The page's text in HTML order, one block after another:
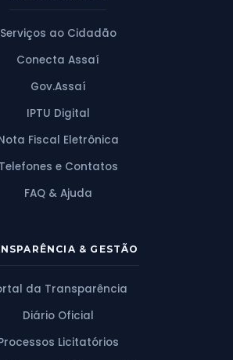
Serviços ao Cidadão
Conecta Assaí
Gov.Assaí
IPTU Digital
Fiscal Eletrônica
Telefones e Contatos
FAQ & Ajuda
& GESTÃO
da Transparência
Diário Oficial
Licitatórios